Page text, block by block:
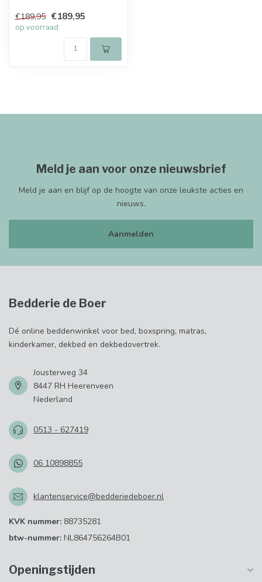
€189,95 €189,95
op voorraad
Meld je aan voor onze nieuwsbrief
Meld je aan en blijf op de hoogte van onze leukste acties en
nieuws.
Aanmelden
Bedderie de Boer
Dé online beddenwinkel voor bed, boxspring, matras,
kinderkamer, dekbed en dekbedovertrek.
Jousterweg 34
8447 RH Heerenveen
Nederland
0513 - 627419
06 10898855
klantenservice@bedderiedeboer.nl
KVK nummer: 88735281
btw-nummer: NL864756264B01
Openingstijden